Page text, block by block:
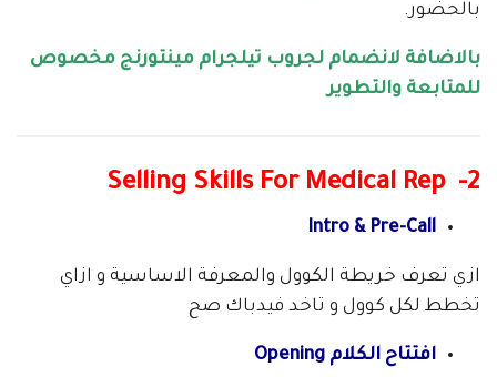
بالحضور.
بالاضافة لانضمام لجروب تيلجرام مينتورنج مخصوص
للمتابعة والتطوير
2- Selling Skills For Medical Rep
Intro & Pre-Call
ازي تعرف خريطة الكوول والمعرفة الاساسية و ازاي
تخطط لكل كوول و تاخد فيدباك صح
افتتاح الكلام Opening